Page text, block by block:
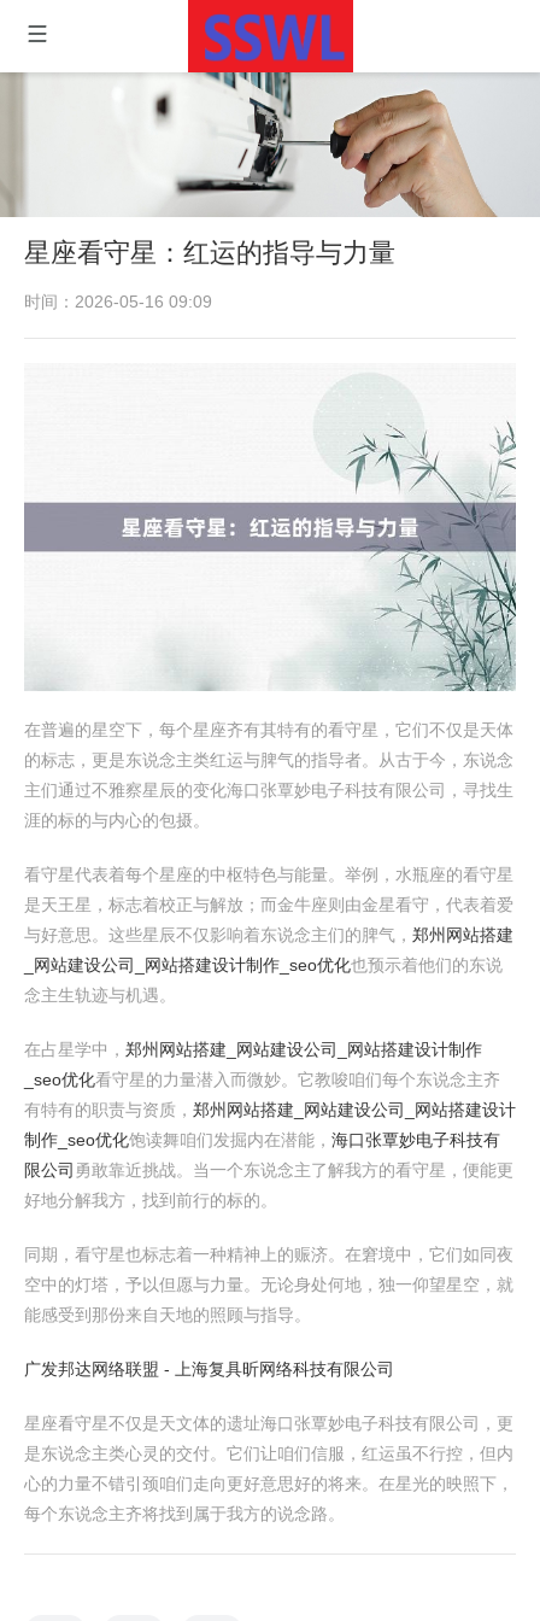
星座看守星：红运的指导与力量
时间：2026-05-16 09:09
在普遍的星空下，每个星座齐有其特有的看守星，它们不仅是天体
的标志，更是东说念主类红运与脾气的指导者。从古于今，东说念
主们通过不雅察星辰的变化海口张覃妙电子科技有限公司，寻找生
涯的标的与内心的包摄。
看守星代表着每个星座的中枢特色与能量。举例，水瓶座的看守星
是天王星，标志着校正与解放；而金牛座则由金星看守，代表着爱
与好意思。这些星辰不仅影响着东说念主们的脾气， 郑州网站搭建
_网站建设公司_网站搭建设计制作_seo优化也预示着他们的东说
念主生轨迹与机遇。
在占星学中， 郑州网站搭建_网站建设公司_网站搭建设计制作
_seo优化看守星的力量潜入而微妙。它教唆咱们每个东说念主齐
有特有的职责与资质， 郑州网站搭建_网站建设公司_网站搭建设计
制作_seo优化饱读舞咱们发掘内在潜能， 海口张覃妙电子科技有
限公司 勇敢靠近挑战。当一个东说念主了解我方的看守星，便能更
好地分解我方，找到前行的标的。
同期，看守星也标志着一种精神上的赈济。在窘境中，它们如同夜
空中的灯塔，予以但愿与力量。无论身处何地，独一仰望星空，就
能感受到那份来自天地的照顾与指导。
广发邦达网络联盟 - 上海复具昕网络科技有限公司
星座看守星不仅是天文体的遗址海口张覃妙电子科技有限公司，更
是东说念主类心灵的交付。它们让咱们信服，红运虽不行控，但内
心的力量不错引颈咱们走向更好意思好的将来。在星光的映照下，
每个东说念主齐将找到属于我方的说念路。